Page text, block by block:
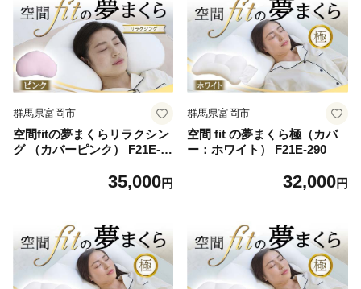
群馬県富岡市
空間fitの夢まくらリラクシン
グ （カバーピンク） F21E-28
35,000円
群馬県富岡市
空間 fit の夢まくら極（カバ
ー：ホワイト） F21E-290
32,000円